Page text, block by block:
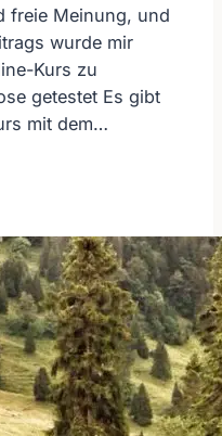
freie Meinung, und
wurde mir
Kurs zu
getestet Es gibt
mit dem…